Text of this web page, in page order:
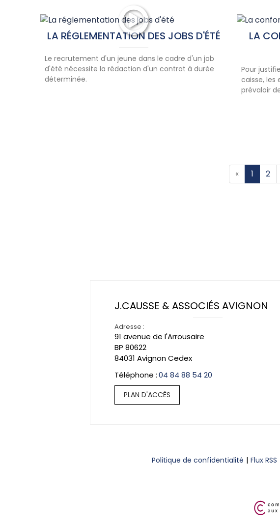
LA RÉGLEMENTATION DES JOBS D'ÉTÉ
Le recrutement d'un jeune dans le cadre d'un job
d'été nécessite la rédaction d'un contrat à durée
déterminée.
LA
Pour
caisse, les
prévaloir
« 1 2
J.CAUSSE & ASSOCIÉS AVIGNON
Adresse :
91 avenue de l'Arrousaire
BP 80622
84031 Avignon Cedex
04 84 88 54 20
PLAN D'ACCÈS
Politique de confidentialité Flux RSS